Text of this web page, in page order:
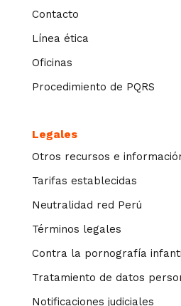
Contacto
Línea ética
Oficinas
Procedimiento de PQRS
Legales
Otros recursos e
Tarifas establecidas
Neutralidad red Perú
Términos legales
Contra la pornografía
Tratamiento de datos
Notificaciones judiciales